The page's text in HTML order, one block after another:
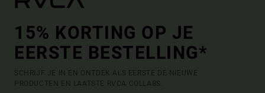
15% KORTING OP JE
EERSTE BESTELLING*
SCHRIJF JE IN EN ONTDEK ALS EERSTE DE NIEUWE
PRODUCTEN EN LAATSTE RVCA COLLABS.